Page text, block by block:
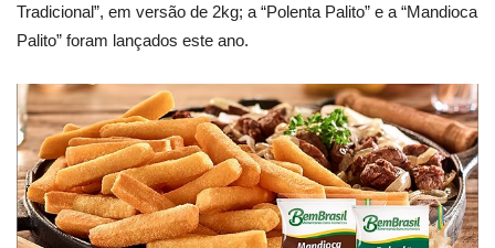
Tradicional”, em versão de 2kg; a “Polenta Palito” e a “Mandioca
Palito” foram lançados este ano.